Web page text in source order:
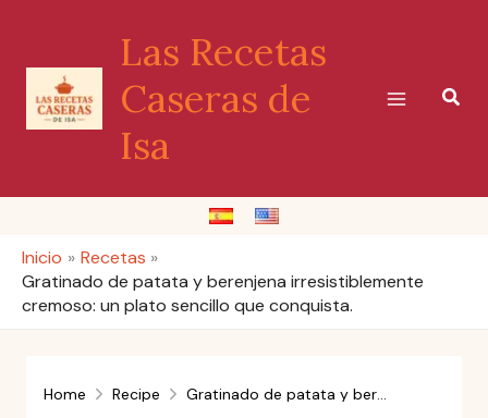
contenido
Las Recetas
Caseras de
Isa
Inicio
Recetas
Gratinado de patata y berenjena irresistiblemente
cremoso: un plato sencillo que conquista.
Home Recipe Gratinado de patata y berenjena irresistiblemente cremoso: un plato sencillo que conquista.